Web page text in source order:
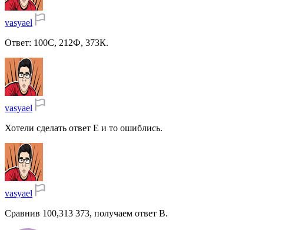
vasyael
Ответ: 100С, 212Ф, 373К.
vasyael
Хотели сделать ответ Е и то ошиблись.
vasyael
Сравнив 100,313 373, получаем ответ В.